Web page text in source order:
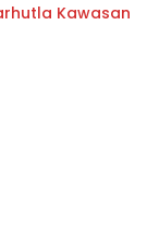
Kawasan